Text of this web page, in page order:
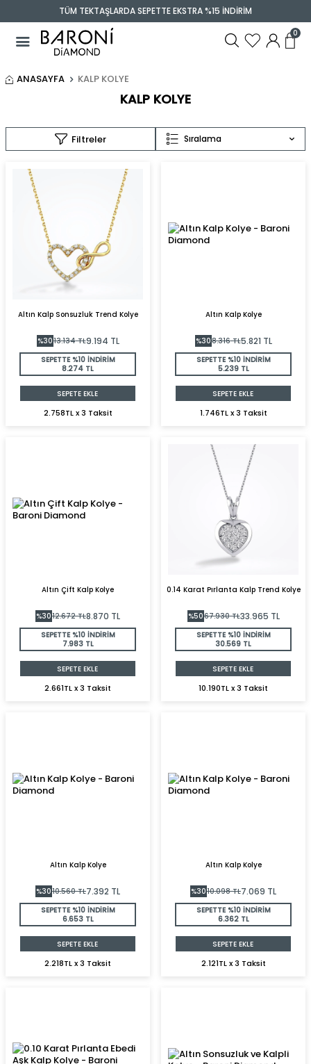
TÜM TEKTAŞLARDA SEPETTE EKSTRA %15 İNDİRİM
0
ANASAYFA KALP KOLYE
KALP KOLYE
Filtreler Sıralama
Altın Kalp Sonsuzluk Trend Kolye
%3013.134TL9.194 TL
SEPETTE %10 İNDİRİM
8.274 TL
SEPETE EKLE
2.758TL x 3 Taksit
Altın Kalp Kolye
%308.316TL5.821 TL
SEPETTE %10 İNDİRİM
5.239 TL
SEPETE EKLE
1.746TL x 3 Taksit
Altın Çift Kalp Kolye
%3012.672TL8.870 TL
SEPETTE %10 İNDİRİM
7.983 TL
SEPETE EKLE
2.661TL x 3 Taksit
0.14 Karat Pırlanta Kalp Trend Kolye
%5067.930TL33.965 TL
SEPETTE %10 İNDİRİM
30.569 TL
SEPETE EKLE
10.190TL x 3 Taksit
Altın Kalp Kolye
%3010.560TL7.392 TL
SEPETTE %10 İNDİRİM
6.653 TL
SEPETE EKLE
2.218TL x 3 Taksit
Altın Kalp Kolye
%3010.098TL7.069 TL
SEPETTE %10 İNDİRİM
6.362 TL
SEPETE EKLE
2.121TL x 3 Taksit